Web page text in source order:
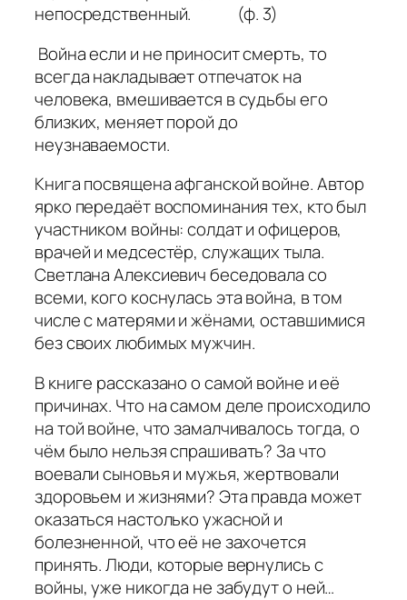
непосредственный. (ф. 3)
Война если и не приносит смерть, то
всегда накладывает отпечаток на
человека, вмешивается в судьбы его
близких, меняет порой до
неузнаваемости.
Книга посвящена афганской войне. Автор
ярко передаёт воспоминания тех, кто был
участником войны: солдат и офицеров,
врачей и медсестёр, служащих тыла.
Светлана Алексиевич беседовала со
всеми, кого коснулась эта война, в том
числе с матерями и жёнами, оставшимися
без своих любимых мужчин.
В книге рассказано о самой войне и её
причинах. Что на самом деле происходило
на той войне, что замалчивалось тогда, о
чём было нельзя спрашивать? За что
воевали сыновья и мужья, жертвовали
здоровьем и жизнями? Эта правда может
оказаться настолько ужасной и
болезненной, что её не захочется
принять. Люди, которые вернулись с
войны, уже никогда не забудут о ней…